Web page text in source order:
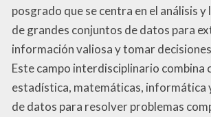
posgrado que se centra en el análisis
de grandes conjuntos de datos para
información valiosa y tomar
Este campo interdisciplinario combina
estadística, matemáticas, informática
de datos para resolver problemas